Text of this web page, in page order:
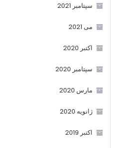
سپتامبر 2021
می 2021
اکتبر 2020
سپتامبر 2020
مارس 2020
ژانویه 2020
اکتبر 2019